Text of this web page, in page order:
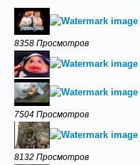
8358 Просмотров
7504 Просмотров
8132 Просмотров